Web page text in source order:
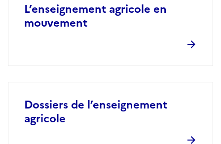
L’enseignement agricole en
mouvement
Dossiers de l’enseignement
agricole